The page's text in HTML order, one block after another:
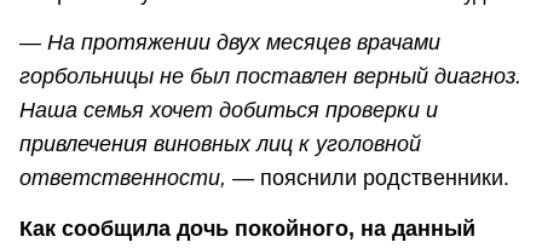
— На протяжении двух месяцев врачами
горбольницы не был поставлен верный диагноз.
Наша семья хочет добиться проверки и
привлечения виновных лиц к уголовной
ответственности, — пояснили родственники.
Как сообщила дочь покойного, на данный